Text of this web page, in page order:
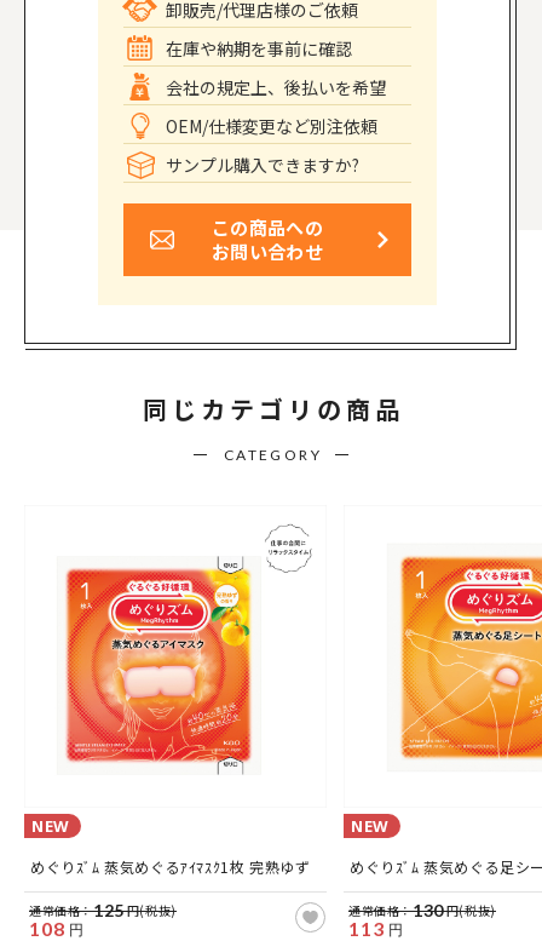
卸販売/代理店様のご依頼
在庫や納期を事前に確認
会社の規定上、後払いを希望
OEM/仕様変更など別注依頼
サンプル購入できますか?
この商品への
お問い合わせ
同じカテゴリの商品
CATEGORY
NEW
めぐりｽﾞﾑ 蒸気めぐるｱｲﾏｽｸ1枚 完熟ゆず
通常価格：125円(税抜)
108 円
NEW
めぐりｽﾞﾑ 蒸気めぐる足シ
通常価格：130円(税抜)
113 円